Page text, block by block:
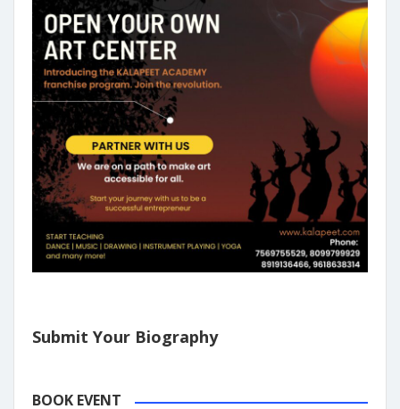
Submit Your Biography
BOOK EVENT